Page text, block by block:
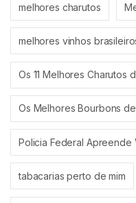
melhores charutos
melhores vinhos
Os 11 Melhores Charutos
Os Melhores Bourbons
Policia Federal Apreende
tabacarias perto de mim